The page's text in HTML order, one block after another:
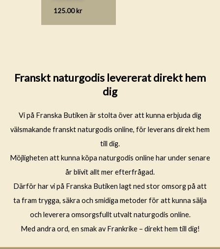
125.00kr
Franskt naturgodis levererat direkt hem
dig
Vi på Franska Butiken är stolta över att kunna erbjuda dig
välsmakande franskt naturgodis online, för leverans direkt hem
till dig.
Möjligheten att kunna köpa naturgodis online har under senare
år blivit allt mer efterfrågad.
Därför har vi på Franska Butiken lagt ned stor omsorg på att
ta fram trygga, säkra och smidiga metoder för att kunna sälja
och leverera omsorgsfullt utvalt naturgodis online.
Med andra ord, en smak av Frankrike – direkt hem till dig!